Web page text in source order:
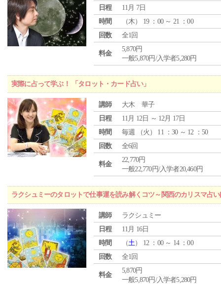
日程
11月 7日
時間
（木） 19 ：00 ～ 21 ：00
回数
全1回
料金
5,870円
一般5,870円/入学者5,280円
実際に占って学ぶ！ 「タロット・カード占い」
講師
大木 華子
日程
11月 12日 ～ 12月 17日
時間
毎週 （火 ） 11 ：30 ～ 12 ：50
回数
全6回
料金
22,770円
一般22,770円/入学者20,460円
ラクシュミーのタロットで仕事運を読み解くコツ～関西のカリスマ占
講師
ラクシュミー
日程
11月 16日
時間
（土） 12 ：00 ～ 14 ：00
回数
全1回
料金
5,870円
一般5,870円/入学者5,280円